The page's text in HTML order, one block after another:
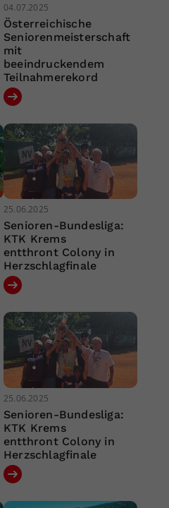
04.07.2025
Österreichische
Seniorenmeisterschaft
mit
beeindruckendem
Teilnahmerekord
25.06.2025
Senioren-Bundesliga:
KTK Krems
entthront Colony in
Herzschlagfinale
25.06.2025
Senioren-Bundesliga:
KTK Krems
entthront Colony in
Herzschlagfinale